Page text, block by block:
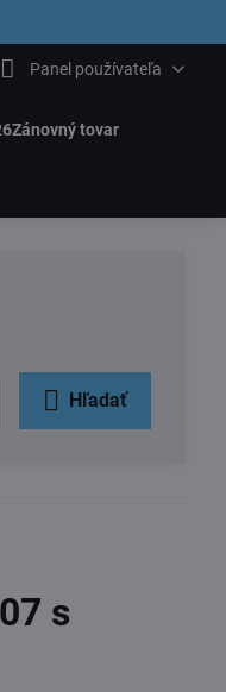
Panel používateľa
Zánovný tovar
Hľadať
s